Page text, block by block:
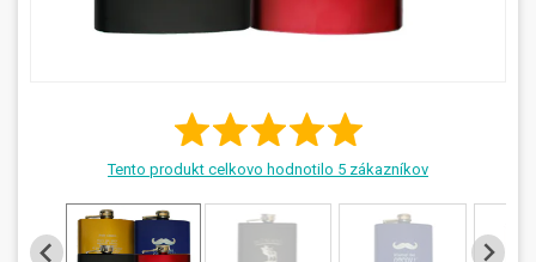
Prívesky, dog tagy, odznaky
0850 11 15 16 faxcopy@faxcopy.sk
Tento produkt celkovo hodnotilo 5 zákazníkov